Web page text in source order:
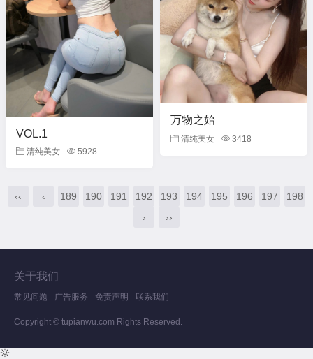
VOL.1
清纯美女 5928
万物之始
清纯美女 3418
‹‹ ‹ 189 190 191 192 193 194 195 196 197
198
›
››
关于我们
常见问题 广告服务 免责声明 联系我们
Copyright © tupianwu.com Rights Reserved.